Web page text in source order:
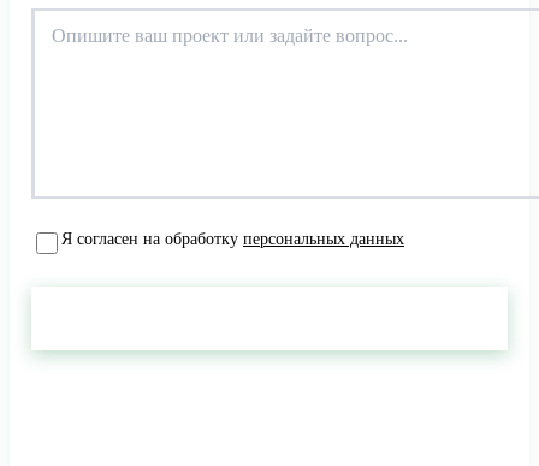
Я согласен на обработку персональных данных